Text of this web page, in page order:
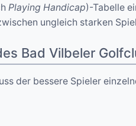
Playing Handicap)-Tabelle
ungleich starken
Bad Vilbeler
der bessere Spieler